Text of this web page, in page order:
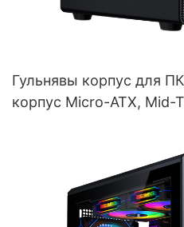
Гульнявы корпус для
корпус Micro-ATX, Mid-